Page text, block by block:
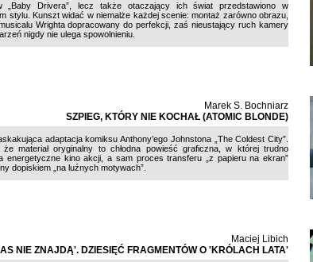
„Baby Drivera”, lecz także otaczający ich świat przedstawiono w
stylu. Kunszt widać w niemalże każdej scenie: montaż zarówno obrazu,
Wrighta dopracowany do perfekcji, zaś nieustający ruch kamery
nigdy nie ulega spowolnieniu.
Marek S. Bochniarz
SZPIEG, KTÓRY NIE KOCHAŁ (ATOMIC BLONDE)
adaptacja komiksu Anthony’ego Johnstona „The Coldest City”.
że materiał oryginalny to chłodna powieść graficzna, w której trudno
energetyczne kino akcji, a sam proces transferu „z papieru na ekran”
dopiskiem „na luźnych motywach”.
Maciej Libich
NIE ZNAJDĄ'. DZIESIĘĆ FRAGMENTÓW O 'KRÓLACH LATA'